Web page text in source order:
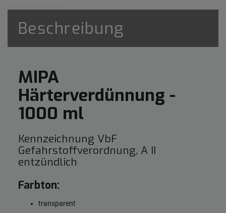
Beschreibung
MIPA
Härterverdünnung -
1000 ml
Kennzeichnung VbF
Gefahrstoffverordnung, A II
entzündlich
Farbton:
transparent